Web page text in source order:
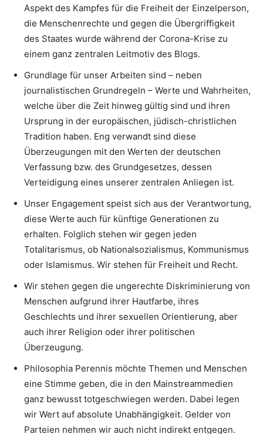
Aspekt des Kampfes für die Freiheit der Einzelperson,
die Menschenrechte und gegen die Übergriffigkeit
des Staates wurde während der Corona-Krise zu
einem ganz zentralen Leitmotiv des Blogs.
Grundlage für unser Arbeiten sind – neben
journalistischen Grundregeln – Werte und Wahrheiten,
welche über die Zeit hinweg gültig sind und ihren
Ursprung in der europäischen, jüdisch-christlichen
Tradition haben. Eng verwandt sind diese
Überzeugungen mit den Werten der deutschen
Verfassung bzw. des Grundgesetzes, dessen
Verteidigung eines unserer zentralen Anliegen ist.
Unser Engagement speist sich aus der Verantwortung,
diese Werte auch für künftige Generationen zu
erhalten. Folglich stehen wir gegen jeden
Totalitarismus, ob Nationalsozialismus, Kommunismus
oder Islamismus. Wir stehen für Freiheit und Recht.
Wir stehen gegen die ungerechte Diskriminierung von
Menschen aufgrund ihrer Hautfarbe, ihres
Geschlechts und ihrer sexuellen Orientierung, aber
auch ihrer Religion oder ihrer politischen
Überzeugung.
Philosophia Perennis möchte Themen und Menschen
eine Stimme geben, die in den Mainstreammedien
ganz bewusst totgeschwiegen werden. Dabei legen
wir Wert auf absolute Unabhängigkeit. Gelder von
Parteien nehmen wir auch nicht indirekt entgegen.